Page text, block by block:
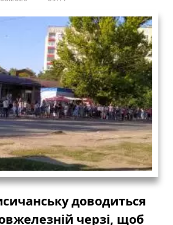
доводиться
черзі, щоб